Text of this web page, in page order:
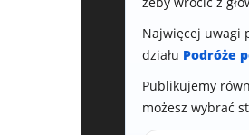
Najwięcej uwagi
działu Podróże
Publikujemy
możesz wybrać